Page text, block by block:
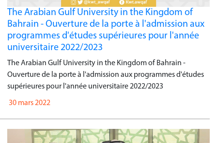
The Arabian Gulf University in the Kingdom of
Bahrain - Ouverture de la porte à l'admission aux
programmes d'études supérieures pour l'année
universitaire 2022/2023
The Arabian Gulf University in the Kingdom of Bahrain -
Ouverture de la porte à l'admission aux programmes d'études
supérieures pour l'année universitaire 2022/2023
30 mars 2022